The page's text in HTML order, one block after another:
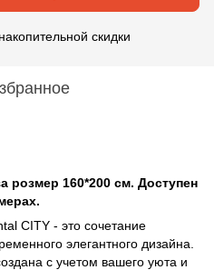
скидки
розмер 160*200 см. Доступен
CITY - это сочетание
элегантного дизайна.
с учетом вашего уюта и